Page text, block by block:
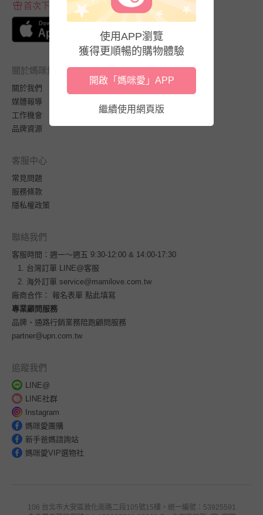
首次下載APP送$100折價券
關於媽咪愛
關於我們
媒體報導
工作機會
品牌資源
客服中心
常見問題
服務條款
隱私權政策
聯絡我們
客服時間：週一～週五 9:30-12:00 & 14:00-17:30
台灣訂單
LINE@客服
海外訂單 service@mamilove.com.tw
廠商合作： 報名表單 點此填寫
專業顧問服務
品牌、通路行銷業務陪跑顧問服務
partner@upn.com.tw
追蹤我們
LINE@
LINE社群
Instagram
媽咪愛團購
新手爸媽諮詢站
媽咪愛VIP選物社
106 台北市大安區敦化南路二段105號15樓，統一編號：53925591
使用APP瀏覽
獲得更順暢的購物體驗
開啟「媽咪愛」APP
繼續使用網頁版